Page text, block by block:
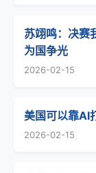
苏翊鸣：决赛
为国争光
2026-02-15
美国可以靠AI
2026-02-15